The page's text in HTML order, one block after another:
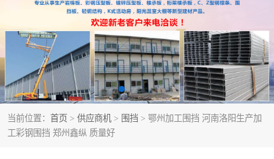
当前位置： 首页 > 供应商机 > 围挡 > 鄂州加工围挡 河南洛阳生产加
工彩钢围挡 郑州鑫纵 质量好
高空瓦机租赁 ASA合成树脂仿古瓦
CZ型钢 FRP采光板
PC多层板 PC耐力板
建筑围挡 楼层板